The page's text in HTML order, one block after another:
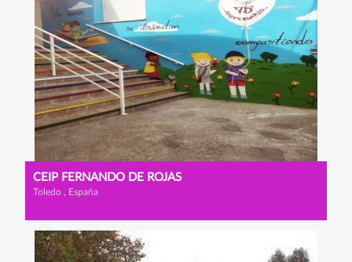
CEIP FERNANDO DE ROJAS
Toledo , España